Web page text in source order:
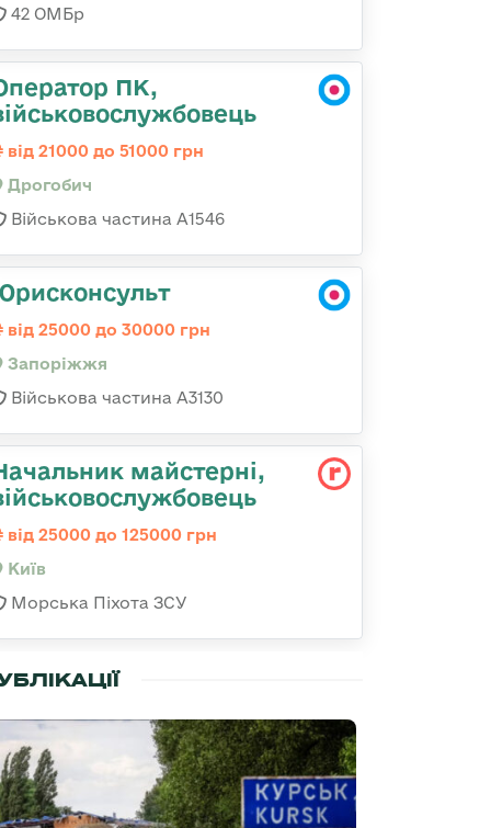
42 ОМБр
ПК,
від 21000 до 51000 грн
Дрогобич
Військова частина А1546
від 25000 до 30000 грн
Запоріжжя
Військова частина А3130
майстерні,
від 25000 до 125000 грн
Київ
Морська Піхота ЗСУ